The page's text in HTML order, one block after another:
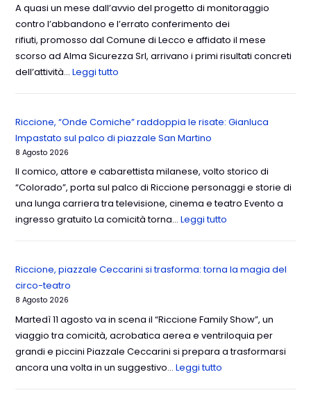
A quasi un mese dall’avvio del progetto di monitoraggio
contro l’abbandono e l’errato conferimento dei
rifiuti, promosso dal Comune di Lecco e affidato il mese
scorso ad Alma Sicurezza Srl, arrivano i primi risultati concreti
dell’attività…Leggi tutto
Riccione, “Onde Comiche” raddoppia le risate: Gianluca
Impastato sul palco di piazzale San Martino
8 Agosto 2026
Il comico, attore e cabarettista milanese, volto storico di
“Colorado”, porta sul palco di Riccione personaggi e storie di
una lunga carriera tra televisione, cinema e teatro Evento a
ingresso gratuito La comicità torna…Leggi tutto
Riccione, piazzale Ceccarini si trasforma: torna la magia del
circo-teatro
8 Agosto 2026
Martedì 11 agosto va in scena il “Riccione Family Show”, un
viaggio tra comicità, acrobatica aerea e ventriloquia per
grandi e piccini Piazzale Ceccarini si prepara a trasformarsi
ancora una volta in un suggestivo…Leggi tutto